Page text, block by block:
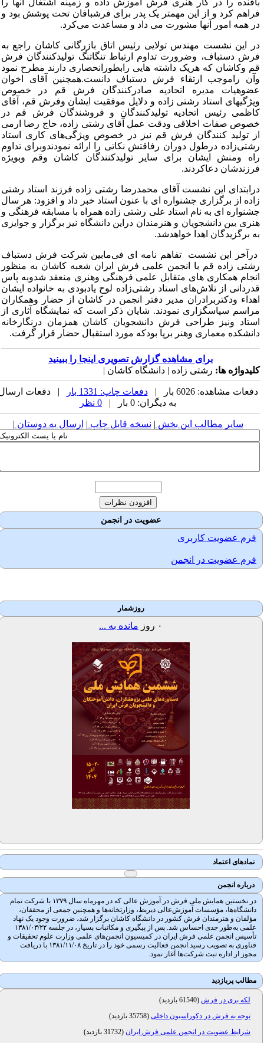
را در کار هنری فرش آموزش داده و زمینه اشتغال آنها را
کرد و از این مهمتر یک پدر برای فرشبافان تحت پوشش بود و
همه امور آنها مشورت می داد و مساعدت می‌کرد.
این نشست مهندس تولایی رئیس اتاق بازرگانی کاشان راجع به
دستباف، وضرورت تداوم ارتباط تنگاتنگ تولیدکنندگان فرش
وکاشان که هریک داشته هایی رابطورانحصاری دارند مطرح نمود
راموجب ارتقاء فرش دستباف دانست.همچنین آقای اخوان
مدیره اتحادیه صادرکنندگان فرش قم در خصوص
استاد رشتی زاده و دلایل موفقیت ایشان وفرش قم، آقای
رئیس اتحادیه تولید‌کنندگان و فروشندگان فرش قم در
صفات اخلاقی ودقت عمل آقای رشتی زاده، حاج رضا ارمی
تولید کنندگان فرش قم نیز در خصوص ویژگی‌‌های کاری استاد
درطول دوران رفاقتش نکاتی را ارائه نمودندوبرای تداوم
ومنش ایشان برای سایر تولیدکنندگان کاشان وقم وبویژه
دعاکردند.
این نشست آقای محمدرضا رشتی زاده فرزند استاد رشتی
از برگزاری جشنواره ای با عنون استاد خبر داد و افزود: هر سال
ای به نام استاد علی رشتی زاده همراه با مسابقه فرهنگی و
بین دانشجویان و هنرمندان دراین دانشگاه نیز برگزار و جوایزی
برگزیدگان اهدا خواهدشد.
این نشست تفاهم نامه ای فی‌مابین شرکت فرش دستباف
زاده قم با انجمن علمی فرش ایران شعبه کاشان به منظور
همکاری های متقابل علمی فرهنگی وهنری منعقد شدوبه پاس
از تلاش‌های استاد رشتی‌زاده لوح یادبودی به خانواده ایشان
ودکتربرادران مدیر دفتر انجمن در کاشان از حضار وهمکاران
سپاسگزاری نمودند. شایان ذکر است که نمایشگاه آثاری از
ونیز طراحی فرش دانشجویان کاشان همزمان درنگارخانه
معماری وهنر برپا بودکه مورد استقبال حضار قرار گرفت.
برای مشاهده گزارش تصویری اینجا را ببینید
ها:رشتی زاده | دانشگاه کاشان |
مشاهده: 6026 بار | دفعات چاپ: 1331 بار
| دفعات ارسال
به دیگران: 0 بار |
سایر مطالب این بخش | نسخه قابل چاپ| ارسال به دوستان|
عضویت در انجمن
فرم عضویت کاربری
فرم عضویت در انجمن
روزشمار
روزمانده به ...
نمادهای اعتماد
درباره انجمن
در نخستین همایش ملی فرش در آموزش عالی که در مهرماه سال ۱۳۷۹ با شرکت تمام
دانشگاه‌ها، مؤسسات آموزش‌عالی ذیربط، وزارتخانه‌ها و همچنین جمعی از محققان،
مؤلفان و هنرمندان فرش کشور در دانشگاه کاشان برگزار شد، ضرورت وجود یک نهاد
علمی به‌طور جدی احساس شد. پس از پیگیری و مکاتبات بسیار، در جلسه ۱۳۸۱/۰۳/۲۲
تأسیس انجمن علمی فرش ایران در کمیسیون انجمن‌های علمی وزارت علوم تحقیقات و
فناوری به تصویب رسید.انجمن فعالیت رسمی خود را در تاریخ ۱۳۸۱/۱۱/۰۸ با دریافت
مجوز از اداره تبت شرکت‌ها آغاز نمود.
مطالب پربازدید
لکه بری در فرش( 61540 بازدید
)
توجه به فرش در دکوراسیون داخلی( 35758 بازدید
)
شرایط عضویت در انجمن علمی فرش ایران (31732 بازدید
)